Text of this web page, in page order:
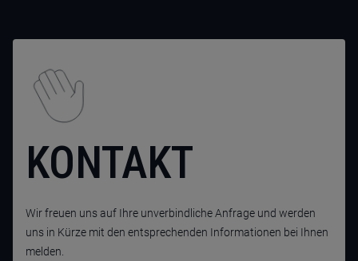
KONTAKT
Wir freuen uns auf Ihre unverbindliche Anfrage und werden
uns in Kürze mit den entsprechenden Informationen bei Ihnen
melden.